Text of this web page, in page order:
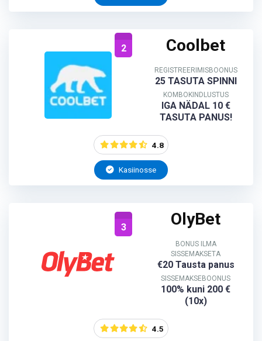
2 Coolbet
REGISTREERIMISBOONUS
25 TASUTA SPINNI
KOMBOKINDLUSTUS
IGA NÄDAL 10 €
TASUTA PANUS!
4.8
Kasiinosse
3 OlyBet
BONUS ILMA
SISSEMAKSETA
€20 Tausta panus
SISSEMAKSEBOONUS
100% kuni 200 €
(10x)
4.5